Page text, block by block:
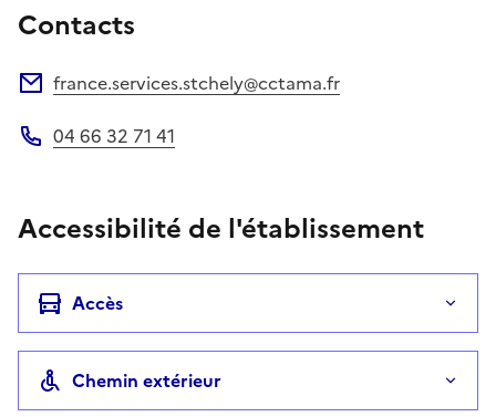
Contacts
france.services.stchely@cctama.fr
04 66 32 71 41
Accessibilité de l'établissement
Accès
Chemin extérieur